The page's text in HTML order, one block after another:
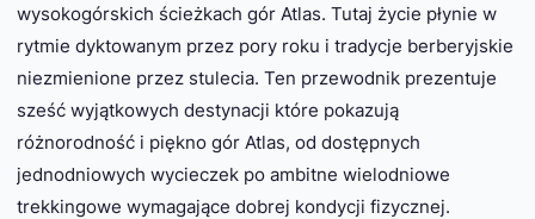
wysokogórskich ścieżkach gór Atlas. Tutaj życie płynie w
rytmie dyktowanym przez pory roku i tradycje berberyjskie
niezmienione przez stulecia. Ten przewodnik prezentuje
sześć wyjątkowych destynacji które pokazują
różnorodność i piękno gór Atlas, od dostępnych
jednodniowych wycieczek po ambitne wielodniowe
trekkingowe wymagające dobrej kondycji fizycznej.